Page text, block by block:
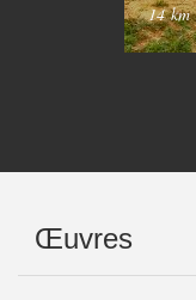
14 km
Œuvres